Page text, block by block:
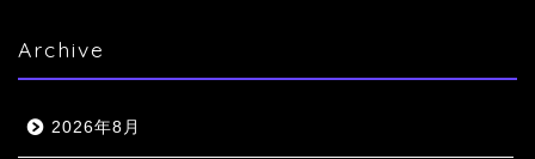
Archive
2026年8月